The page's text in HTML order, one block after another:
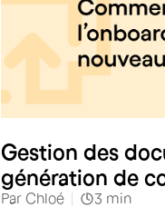
Gestion des
génération de
Par Chloé 3 min